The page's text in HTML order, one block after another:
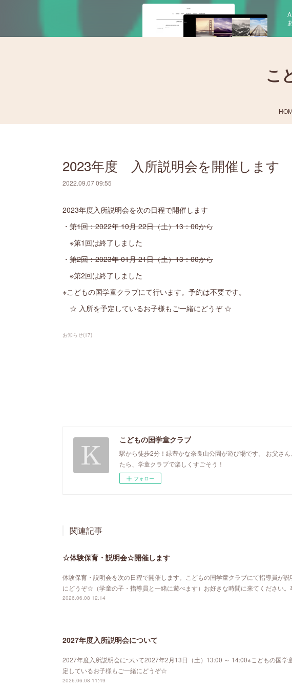
こ
2023年度 入所説明会を開催します
2022.09.07 09:55
2023年度入所説明会を次の日程で開催します
・ 第1回：2022年 10月 22日（土）13：00から
※第1回は終了しました
・ 第2回：2023年 01月 21日（土）13：00から
※第2回は終了しました
※こどもの国学童クラブにて行います。予約は不要です。
☆ 入所を予定しているお子様もご一緒にどうぞ ☆
お知らせ(17)
こどもの国学童クラブ
駅から徒歩2分！緑豊かな奈良山公園が遊び場です。 お父さ
たら、学童クラブで楽しくすごそう！
フォロー
関連記事
☆体験保育・説明会☆開催します
体験保育・説明会を次の日程で開催します。こどもの国学童クラブにて指導員が
にどうぞ☆（学童の子・指導員と一緒に遊べます）お好きな時間に来てください
2026.06.08 12:14
2027年度入所説明会について
2027年度入所説明会について2027年2月13日（土）13:00 ～ 14:00※こどもの国
定しているお子様もご一緒にどうぞ☆
2026.06.08 11:49